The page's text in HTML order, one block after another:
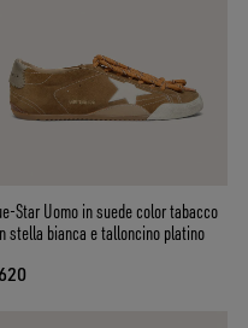
Star Uomo in suede color tabacco
stella bianca e talloncino platino